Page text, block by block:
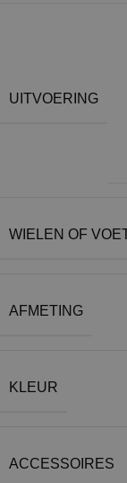
UITVOERING
WIELEN OF
AFMETING
KLEUR
ACCESSOIRES